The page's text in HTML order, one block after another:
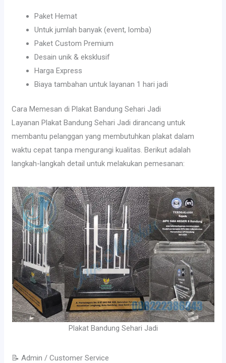
Paket Hemat
Untuk jumlah banyak (event, lomba)
Paket Custom Premium
Desain unik & eksklusif
Harga Express
Biaya tambahan untuk layanan 1 hari jadi
Cara Memesan di Plakat Bandung Sehari Jadi
Layanan Plakat Bandung Sehari Jadi dirancang untuk
membantu pelanggan yang membutuhkan plakat dalam
waktu cepat tanpa mengurangi kualitas. Berikut adalah
langkah-langkah detail untuk melakukan pemesanan:
Plakat Bandung Sehari Jadi
📝 Admin / Customer Service